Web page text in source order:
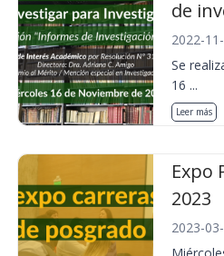
de
2022-
Se
16 ...
Leer más
Expo
2023
2023-